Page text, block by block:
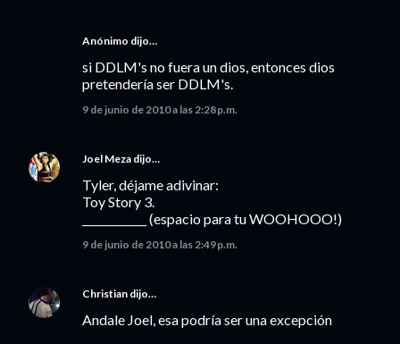
Anónimo dijo…
si DDLM's no fuera un dios, entonces dios
pretendería ser DDLM's.
9 de junio de 2010 a las 2:28 p.m.
Joel Meza dijo…
Tyler, déjame adivinar:
Toy Story 3.
____________ (espacio para tu WOOHOOO!)
9 de junio de 2010 a las 2:49 p.m.
Christian dijo…
Andale Joel, esa podría ser una excepción